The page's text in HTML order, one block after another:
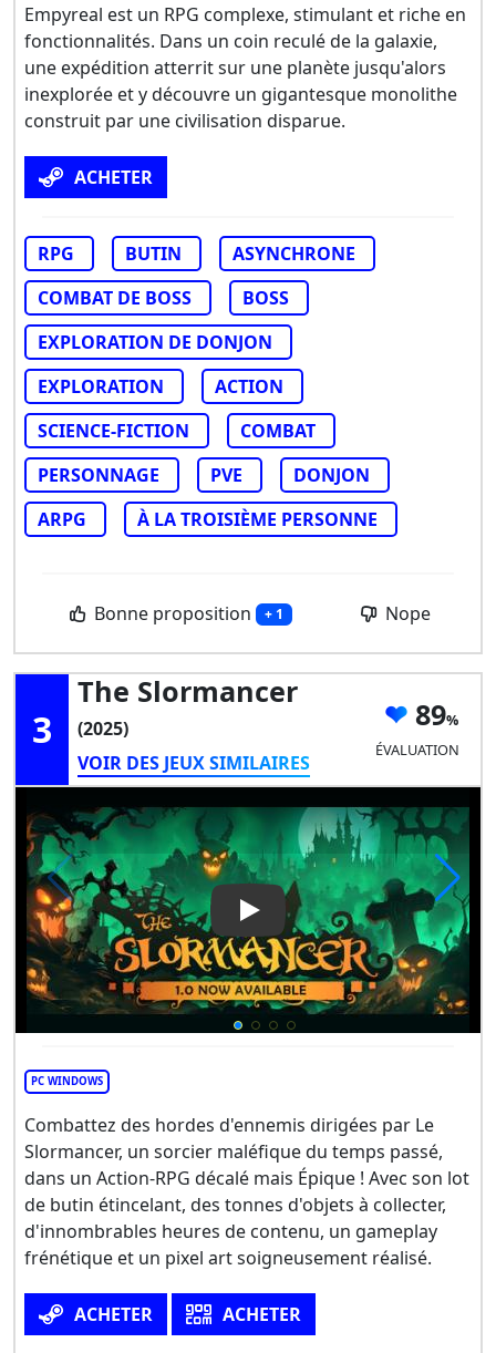
Empyreal est un RPG complexe, stimulant et riche en
fonctionnalités. Dans un coin reculé de la galaxie,
une expédition atterrit sur une planète jusqu'alors
inexplorée et y découvre un gigantesque monolithe
construit par une civilisation disparue.
ACHETER
RPG BUTIN
ASYNCHRONE
COMBAT DE BOSS
BOSS
EXPLORATION DE DONJON
EXPLORATION
ACTION
SCIENCE-FICTION
COMBAT
PERSONNAGE
PVE
DONJON
ARPG
À LA TROISIÈME PERSONNE
Bonne proposition + 1 Nope
3
The Slormancer
(2025)
VOIR DES JEUX SIMILAIRES
89
ÉVALUATION
Play Video: The Slormancer
PC WINDOWS
Combattez des hordes d'ennemis dirigées par Le
Slormancer, un sorcier maléfique du temps passé,
dans un Action-RPG décalé mais Épique ! Avec son lot
de butin étincelant, des tonnes d'objets à collecter,
d'innombrables heures de contenu, un gameplay
frénétique et un pixel art soigneusement réalisé.
ACHETER ACHETER